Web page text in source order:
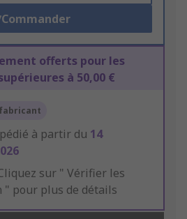
Commander
offerts pour les
à 50,00 €
à partir du 14
sur " Vérifier les
" pour plus de détails